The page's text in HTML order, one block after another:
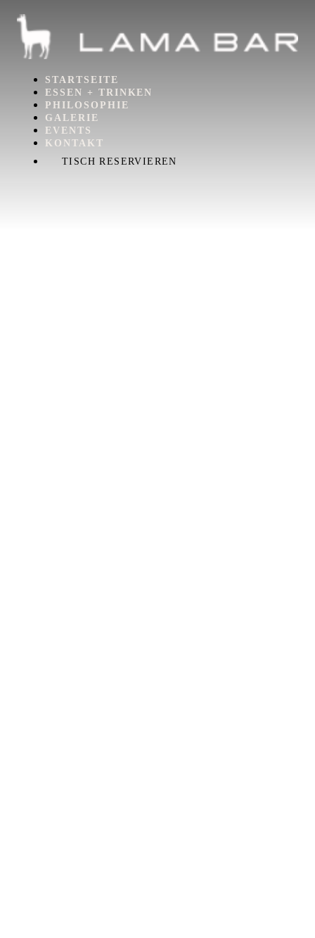
STARTSEITE
ESSEN + TRINKEN
PHILOSOPHIE
GALERIE
EVENTS
KONTAKT
TISCH RESERVIEREN